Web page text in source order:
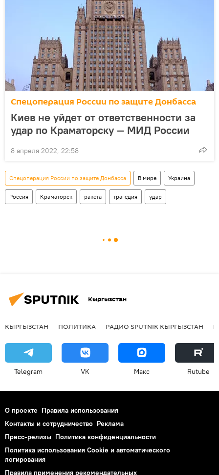
Спецоперация России по защите Донбасса
Киев не уйдет от ответственности за
удар по Краматорску — МИД России
8 апреля 2022, 22:58
Спецоперация России по защите Донбасса В мире Украина
Россия Краматорск ракета трагедия удар
Кыргызстан
КЫРГЫЗСТАН ПОЛИТИКА РАДИО SPUTNIK КЫРГЫЗСТАН
Telegram VK Макс Rutube
О проекте Правила использования
Контакты и сотрудничество Реклама
Пресс-релизы Политика конфиденциальности
Политика использования Cookie и автоматического
логирования
Правила применения рекомендательных